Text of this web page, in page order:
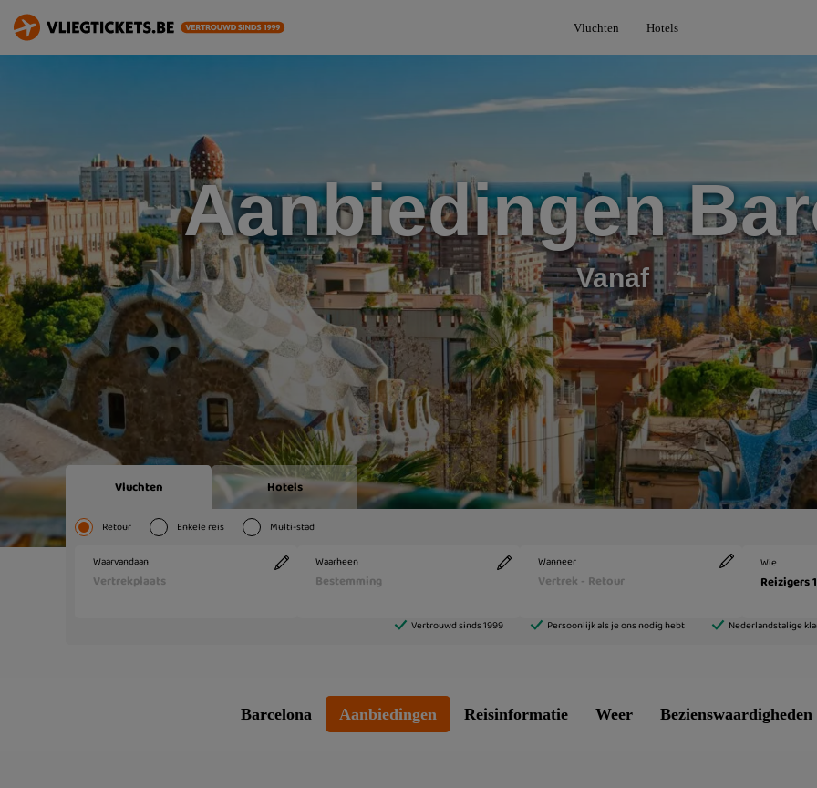
Vluchten Hotels
Aanbiedingen
Vanaf
Barcelona Aanbiedingen Reisinformatie Weer